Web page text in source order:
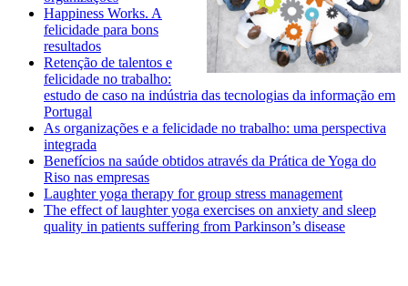
Happiness Works. A
felicidade para bons
resultados
Retenção de talentos e
felicidade no trabalho:
estudo de caso na indústria das tecnologias da informação em
Portugal
As organizações e a felicidade no trabalho: uma perspectiva
integrada
Benefícios na saúde obtidos através da Prática de Yoga do
Riso nas empresas
Laughter yoga therapy for group stress management
The effect of laughter yoga exercises on anxiety and sleep
quality in patients suffering from Parkinson’s disease